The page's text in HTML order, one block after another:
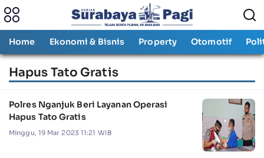
Home Ekonomi & Bisnis Property Otomotif
Hapus Tato Gratis
Polres Nganjuk Beri Layanan Operasi
Hapus Tato Gratis
Minggu, 19 Mar 2023 11:21 WIB